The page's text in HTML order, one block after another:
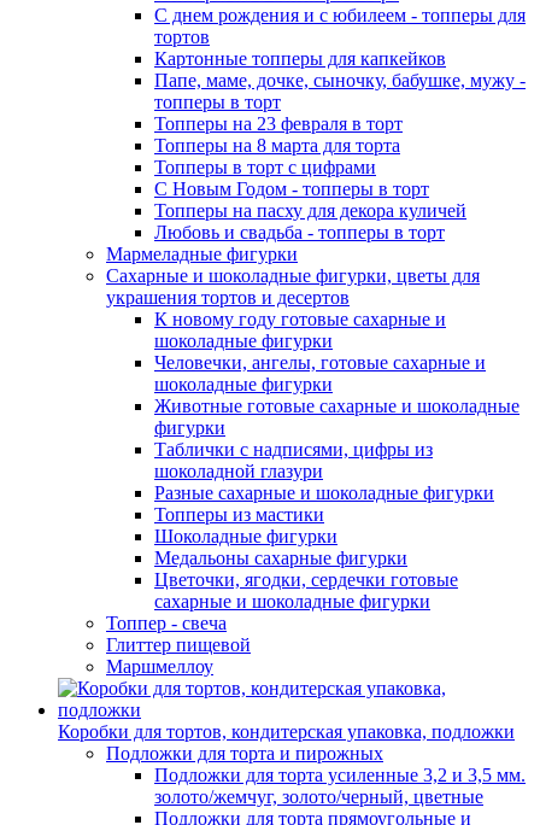
С днем рождения и с юбилеем - топперы для
тортов
Картонные топперы для капкейков
Папе, маме, дочке, сыночку, бабушке, мужу -
топперы в торт
Топперы на 23 февраля в торт
Топперы на 8 марта для торта
Топперы в торт с цифрами
С Новым Годом - топперы в торт
Топперы на пасху для декора куличей
Любовь и свадьба - топперы в торт
Мармеладные фигурки
Сахарные и шоколадные фигурки, цветы для
украшения тортов и десертов
К новому году готовые сахарные и
шоколадные фигурки
Человечки, ангелы, готовые сахарные и
шоколадные фигурки
Животные готовые сахарные и шоколадные
фигурки
Таблички с надписями, цифры из
шоколадной глазури
Разные сахарные и шоколадные фигурки
Топперы из мастики
Шоколадные фигурки
Медальоны сахарные фигурки
Цветочки, ягодки, сердечки готовые
сахарные и шоколадные фигурки
Топпер - свеча
Глиттер пищевой
Маршмеллоу
Коробки для тортов, кондитерская упаковка, подложки
Подложки для торта и пирожных
Подложки для торта усиленные 3,2 и 3,5 мм.
золото/жемчуг, золото/черный, цветные
Подложки для торта прямоугольные и